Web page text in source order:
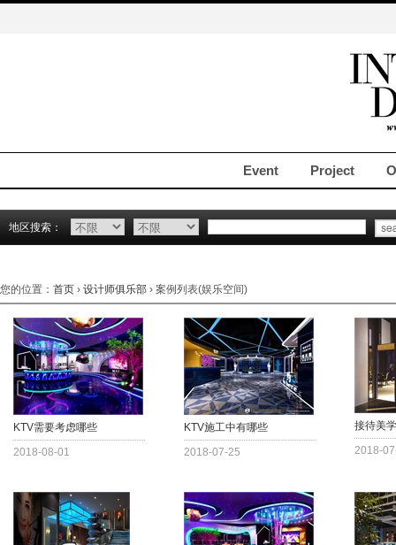
Event Project
地区搜索：
您的位置： 首页 › 设计师俱乐部 › 案例列表(娱乐空间)
KTV需要考虑哪些
2018-08-01
KTV施工中有哪些
2018-07-25
接待美学
2018-